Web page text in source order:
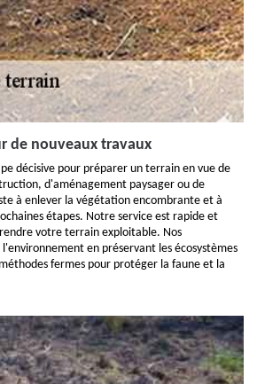
de nouveaux travaux
décisive pour préparer un terrain en vue de
d'aménagement paysager ou de
à enlever la végétation encombrante et à
étapes. Notre service est rapide et
votre terrain exploitable. Nos
en préservant les écosystèmes
fermes pour protéger la faune et la